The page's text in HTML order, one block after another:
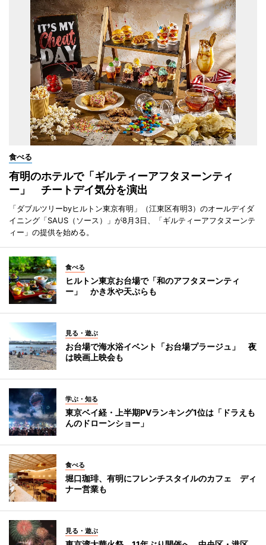
食べる
有明のホテルで「ギルティーアフタヌーンティ
ー」 チートデイ気分を演出
「ダブルツリーbyヒルトン東京有明」（江東区有明3）のオールデイダ
イニング「SAUS（ソース）」が8月3日、「ギルティーアフタヌーンテ
ィー」の提供を始める。
食べる
ヒルトン東京お台場で「和のアフタヌーンティ
ー」 かき氷や天ぷらも
見る・遊ぶ
お台場で海水浴イベント「お台場プラージュ」 夜
は映画上映会も
学ぶ・知る
東京ベイ経・上半期PVランキング1位は「ドラえも
んのドローンショー」
食べる
堀口珈琲、有明にフレンチスタイルのカフェ ディ
ナー営業も
見る・遊ぶ